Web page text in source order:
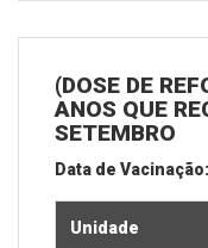
(DOSE DE
ANOS QUE
SETEMBRO
Data de Vacinação:
Unidade